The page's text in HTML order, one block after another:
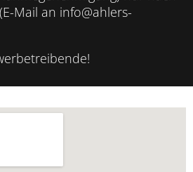
Mail an info@ahlers-